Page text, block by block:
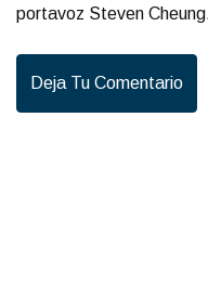
portavoz Steven
Deja Tu Comentario